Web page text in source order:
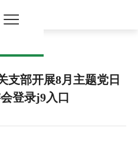
分类 >
支部开展8月主题党日
登录j9入口